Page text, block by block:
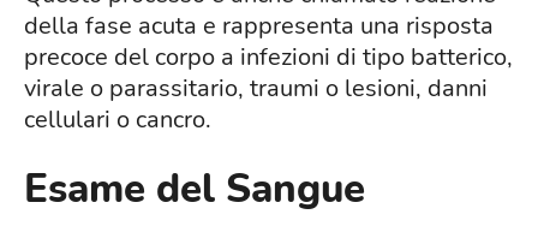
della fase acuta e rappresenta una risposta
precoce del corpo a infezioni di tipo batterico,
virale o parassitario, traumi o lesioni, danni
cellulari o cancro.
Esame del Sangue